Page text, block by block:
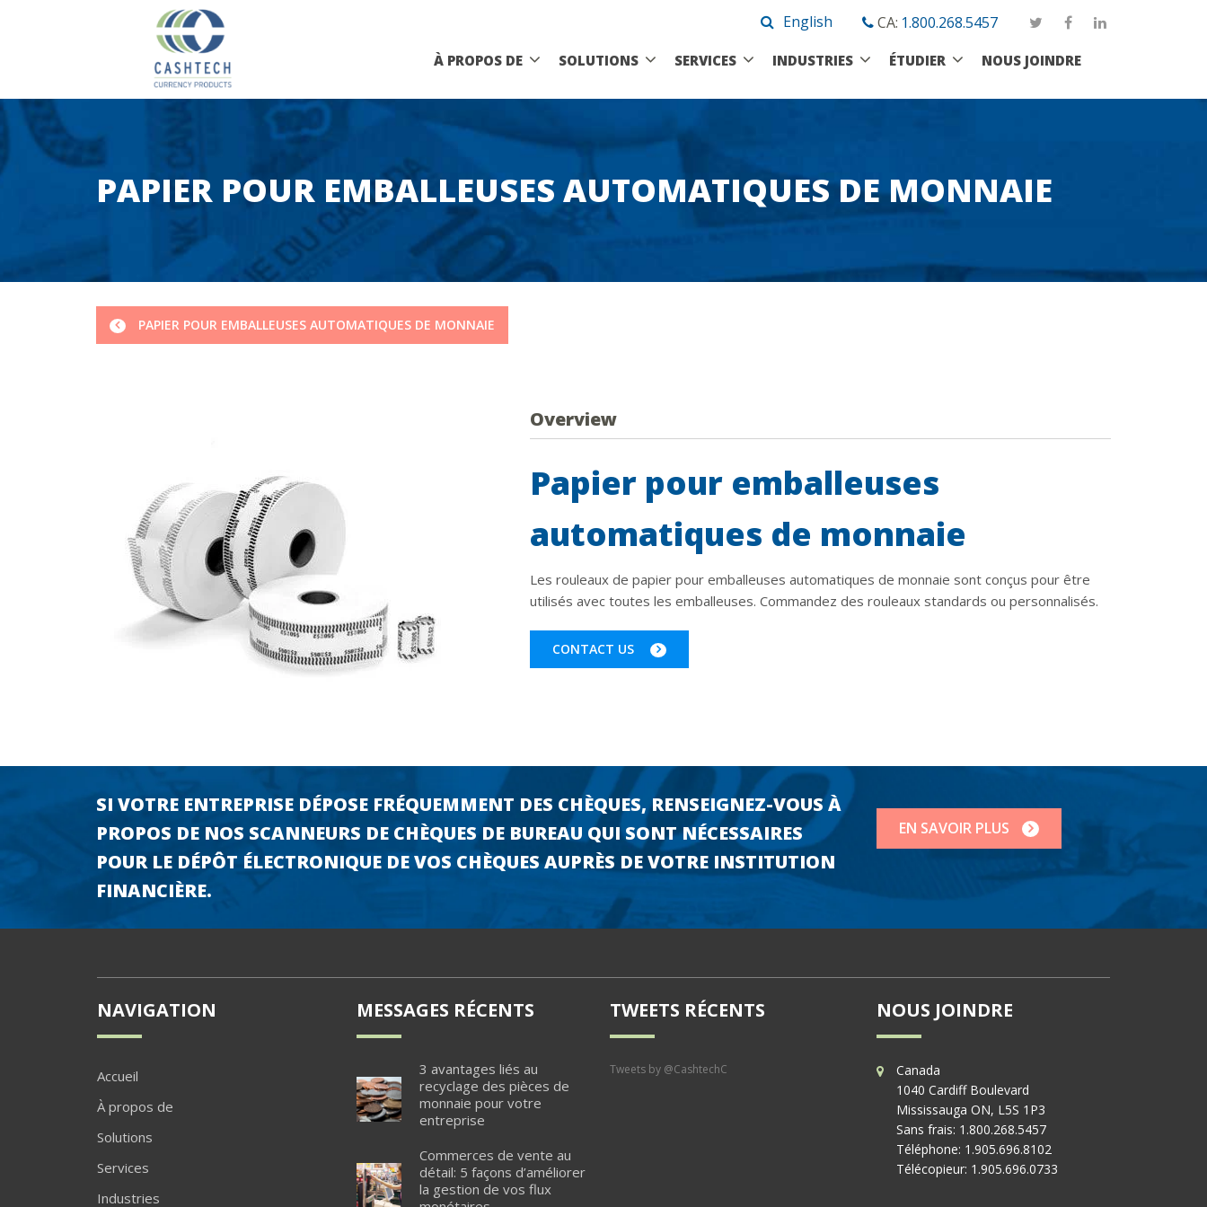
English CA: 1.800.268.5457
À PROPOS DE SOLUTIONS SERVICES INDUSTRIES ÉTUDIER NOUS JOINDRE
PAPIER POUR EMBALLEUSES AUTOMATIQUES DE MONNAIE
PAPIER POUR EMBALLEUSES AUTOMATIQUES DE MONNAIE
Overview
Papier pour emballeuses
automatiques de monnaie
Les rouleaux de papier pour emballeuses automatiques de monnaie sont conçus pour être
utilisés avec toutes les emballeuses. Commandez des rouleaux standards ou personnalisés.
CONTACT US
SI VOTRE ENTREPRISE DÉPOSE FRÉQUEMMENT DES CHÈQUES, RENSEIGNEZ-VOUS À
PROPOS DE NOS SCANNEURS DE CHÈQUES DE BUREAU QUI SONT NÉCESSAIRES
POUR LE DÉPÔT ÉLECTRONIQUE DE VOS CHÈQUES AUPRÈS DE VOTRE INSTITUTION
FINANCIÈRE.
EN SAVOIR PLUS
NAVIGATION
Accueil
À propos de
Solutions
Services
Industries
MESSAGES RÉCENTS
3 avantages liés au
recyclage des pièces de
monnaie pour votre
entreprise
Commerces de vente au
détail: 5 façons d’améliorer
la gestion de vos flux
TWEETS RÉCENTS
Tweets by @CashtechC
NOUS JOINDRE
Canada
1040 Cardiff Boulevard
Mississauga ON, L5S 1P3
Sans frais: 1.800.268.5457
Téléphone: 1.905.696.8102
Télécopieur: 1.905.696.0733